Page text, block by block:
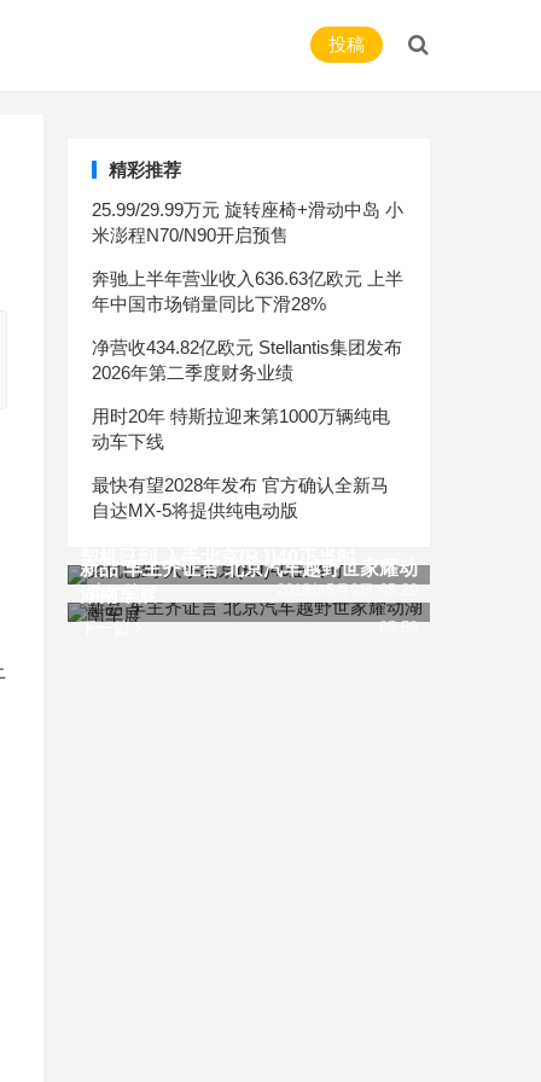
投稿
精彩推荐
25.99/29.99万元 旋转座椅+滑动中岛 小
米澎程N70/N90开启预售
奔驰上半年营业收入636.63亿欧元 上半
年中国市场销量同比下滑28%
净营收434.82亿欧元 Stellantis集团发布
2026年第二季度财务业绩
用时20年 特斯拉迎来第1000万辆纯电
动车下线
最快有望2028年发布 官方确认全新马
自达MX-5将提供纯电动版
上一篇 2018年5月9日 05:29
下一篇
新品 车主齐证言 北京汽车越野世家耀动
05:59